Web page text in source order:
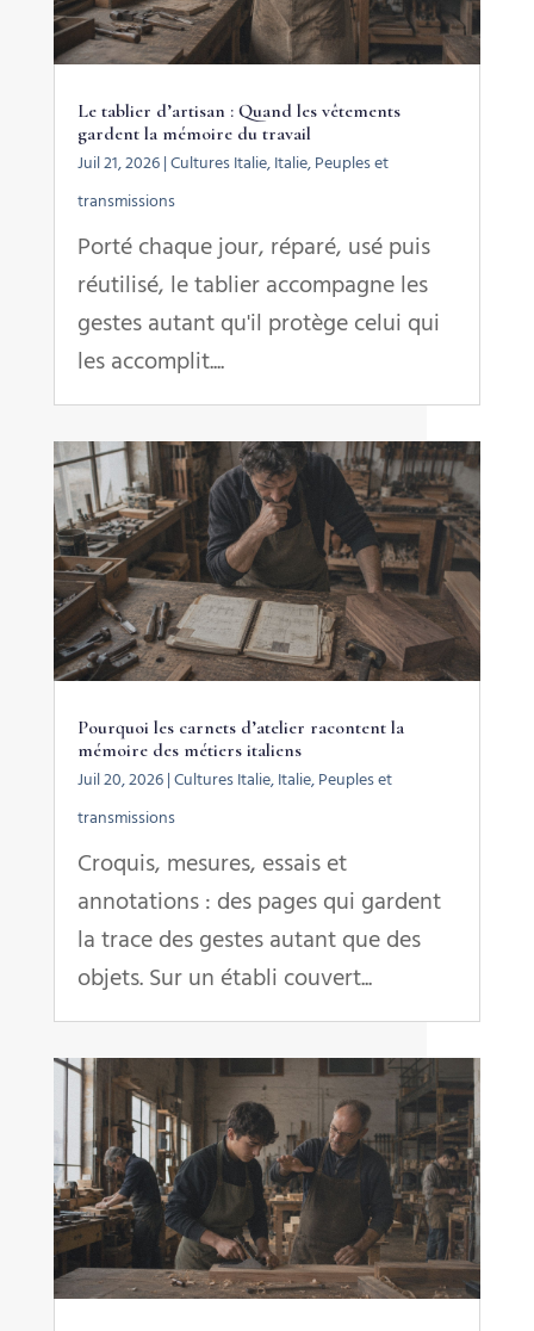
Le tablier d’artisan : Quand les vêtements
gardent la mémoire du travail
Juil 21, 2026|Cultures Italie,Italie,Peuples et
transmissions
Porté chaque jour, réparé, usé puis
réutilisé, le tablier accompagne les
gestes autant qu'il protège celui qui
les accomplit....
Pourquoi les carnets d’atelier racontent la
mémoire des métiers italiens
Juil 20, 2026|Cultures Italie,Italie,Peuples et
transmissions
Croquis, mesures, essais et
annotations : des pages qui gardent
la trace des gestes autant que des
objets. Sur un établi couvert...